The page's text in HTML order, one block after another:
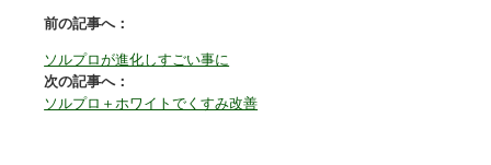
前の記事へ：
ソルプロが進化しすごい事に
次の記事へ：
ソルプロ＋ホワイトでくすみ改善